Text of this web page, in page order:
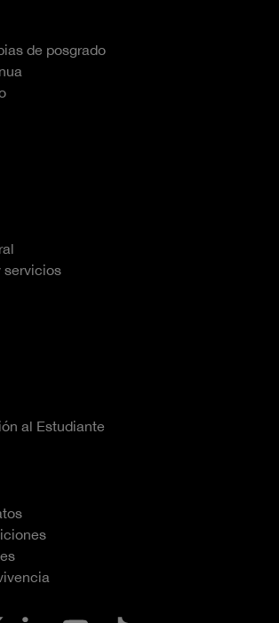
de posgrado
servicios
al Estudiante